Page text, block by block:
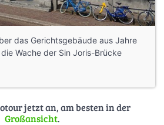
das Gerichtsgebäude aus Jahre
Wache der Sin Joris-Brücke
jetzt an, am besten in der
Großansicht.